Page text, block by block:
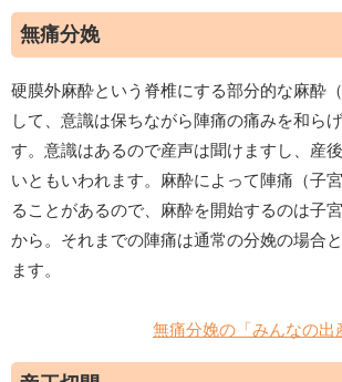
無痛分娩
硬膜外麻酔という脊椎にする部分的な麻酔
して、意識は保ちながら陣痛の痛みを和ら
す。意識はあるので産声は聞けますし、産
いともいわれます。麻酔によって陣痛（子
ることがあるので、麻酔を開始するのは子
から。それまでの陣痛は通常の分娩の場合
ます。
無痛分娩の「みんなの出